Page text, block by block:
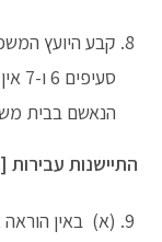
קבע היועץ
הנאשם בבית
התיישנות עבירות [7] (תיקון מס' 87) תשע"ט-2019
(א) באין